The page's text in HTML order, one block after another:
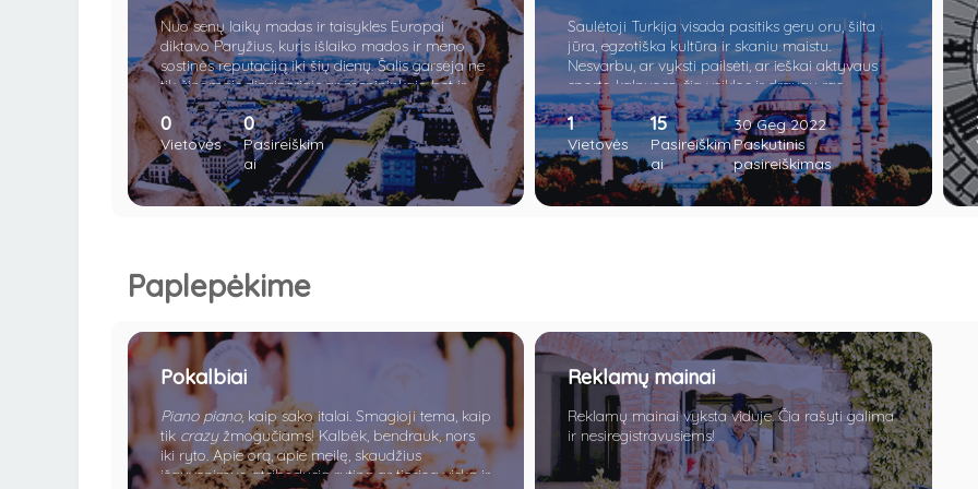
Nuo senų laikų madas ir taisykles Europai
diktavo Paryžius, kuris išlaiko mados ir meno
sostinės reputaciją iki šių dienų. Šalis garsėja ne
tik žinomais dizaineriais ar menininkais, bet ir
kokybiškais tauriaisiais gėrimais, sūriu, Eifelio
bokštu, Triumfo arka ir Disneilendu.
0
Vietovės
0
Pasireiškim
ai
Saulėtoji Turkija visada pasitiks geru oru, šilta
jūra, egzotiška kultūra ir skaniu maistu.
Nesvarbu, ar vyksti pailsėti, ar ieškai aktyvaus
sporto kalnuose, čia veiklos ir draugų ras
kiekvienas.
1
Vietovės
15
Pasireiškim
ai
30 Geg 2022
Paskutinis
pasireiškimas
Paplepėkime
Pokalbiai
Piano piano, kaip sako italai. Smagioji tema, kaip
tikcrazyžmogučiams! Kalbėk, bendrauk, nors
iki ryto. Apie orą, apie meilę, skaudžius
išgyvenimus, atsibodusią rutiną ar tiesiog viską ir
Reklamų mainai
Reklamų mainai vyksta viduje. Čia rašyti galima
ir nesiregistravusiems!
Charlotte Sine•Vakar, 23:21
ką tik prisijungė